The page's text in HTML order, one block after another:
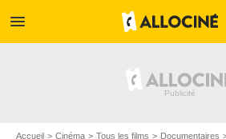
menu
Accueil Cinéma Tous les films Documentaires